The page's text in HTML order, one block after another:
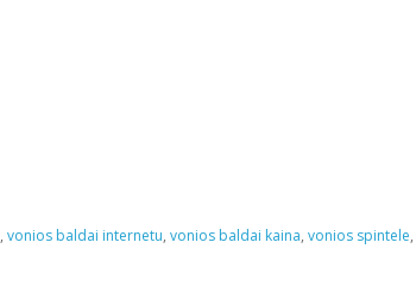
, vonios baldai internetu, vonios baldai kaina, vonios spintele,